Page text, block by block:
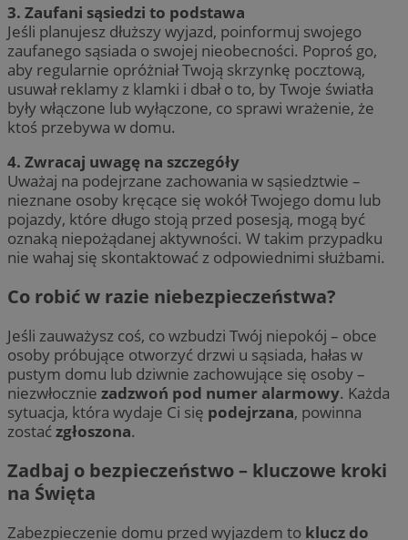
3. Zaufani sąsiedzi to podstawa
Jeśli planujesz dłuższy wyjazd, poinformuj swojego
zaufanego sąsiada o swojej nieobecności. Poproś go,
aby regularnie opróżniał Twoją skrzynkę pocztową,
usuwał reklamy z klamki i dbał o to, by Twoje światła
były włączone lub wyłączone, co sprawi wrażenie, że
ktoś przebywa w domu.
4. Zwracaj uwagę na szczegóły
Uważaj na podejrzane zachowania w sąsiedztwie –
nieznane osoby kręcące się wokół Twojego domu lub
pojazdy, które długo stoją przed posesją, mogą być
oznaką niepożądanej aktywności. W takim przypadku
nie wahaj się skontaktować z odpowiednimi służbami.
Co robić w razie niebezpieczeństwa?
Jeśli zauważysz coś, co wzbudzi Twój niepokój – obce
osoby próbujące otworzyć drzwi u sąsiada, hałas w
pustym domu lub dziwnie zachowujące się osoby –
niezwłocznie zadzwoń pod numer alarmowy. Każda
sytuacja, która wydaje Ci się podejrzana, powinna
zostaćzgłoszona.
Zadbaj o bezpieczeństwo – kluczowe kroki
na Święta
Zabezpieczenie domu przed wyjazdem to klucz do